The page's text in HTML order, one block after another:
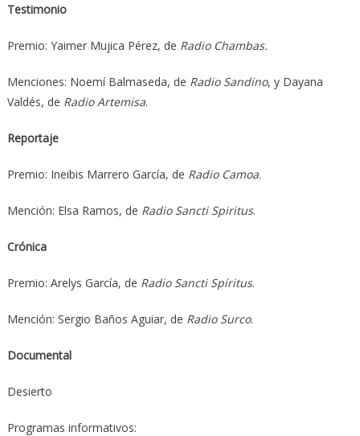
Testimonio
Premio: Yaimer Mujica Pérez, de Radio Chambas.
Menciones: Noemí Balmaseda, de Radio Sandino, y Dayana
Valdés, de Radio Artemisa.
Reportaje
Premio: Ineibis Marrero García, de Radio Camoa.
Mención: Elsa Ramos, de Radio Sancti Spiritus.
Crónica
Premio: Arelys García, de Radio Sancti Spíritus.
Mención: Sergio Baños Aguiar, de Radio Surco.
Documental
Desierto
Programas informativos: